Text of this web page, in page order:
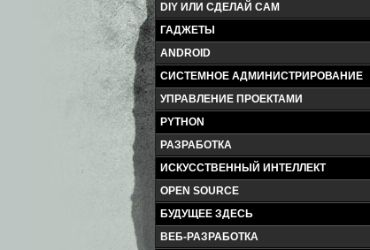
DIY ИЛИ СДЕЛАЙ САМ
ГАДЖЕТЫ
ANDROID
СИСТЕМНОЕ АДМИНИСТРИРОВАНИЕ
УПРАВЛЕНИЕ ПРОЕКТАМИ
PYTHON
РАЗРАБОТКА
ИСКУССТВЕННЫЙ ИНТЕЛЛЕКТ
OPEN SOURCE
БУДУЩЕЕ ЗДЕСЬ
ВЕБ-РАЗРАБОТКА